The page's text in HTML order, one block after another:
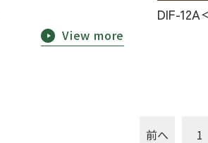
View more
DIF-12A
前へ 1